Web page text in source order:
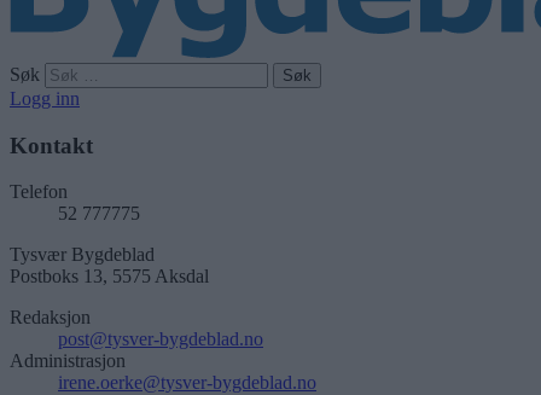
Søk
Logg inn
Kontakt
Telefon
52 777775
Tysvær Bygdeblad
Postboks 13, 5575 Aksdal
Redaksjon
post@tysver-bygdeblad.no
Administrasjon
irene.oerke@tysver-bygdeblad.no